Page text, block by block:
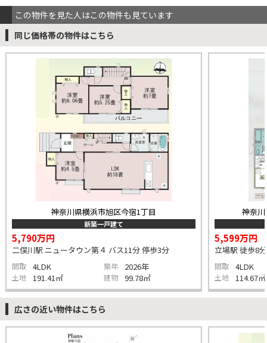
この物件を見た人はこの物件も見ています
同じ価格帯の物件はこちら
神奈川県横浜市旭区今宿1丁目
新築一戸建て
5,790万円
二俣川駅 ニュータウン第４ バス11分 停歩3分
間取 4LDK 築年 2026年
土地 191.41㎡ 建物 99.78㎡
神奈
5,599万円
立場駅 徒歩8分
間取 4LDK
土地 114.67㎡
広さの近い物件はこちら